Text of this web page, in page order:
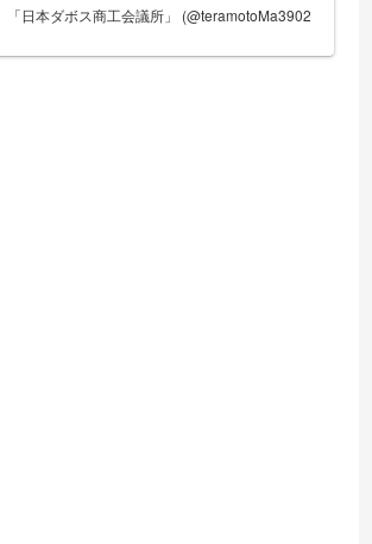
日本ダボス商工会議所」 (@teramotoMa3902